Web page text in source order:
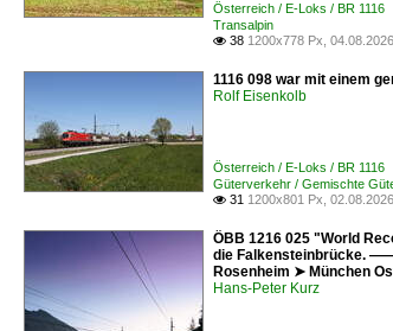
Österreich / E-Loks / BR
Transalpin
 38 1200x778 Px, 04.08.2026
1116 098 war mit einem
Rolf Eisenkolb
Österreich / E-Loks / BR
Güterverkehr / Gemischte
 31 1200x801 Px, 02.08.2026
ÖBB 1216 025 "World
die Falkensteinbrücke.
Rosenheim ➤ München
Hans-Peter Kurz